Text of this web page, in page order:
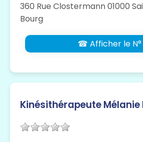
360 Rue Clostermann 01000
Bourg
☎ Afficher le N°
Kinésithérapeute Mélanie